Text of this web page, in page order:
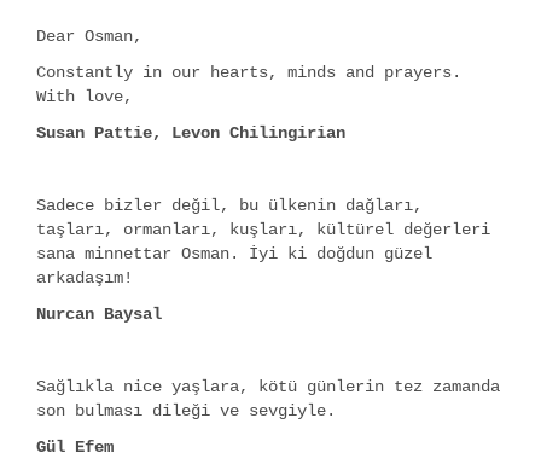
Dear Osman,
Constantly in our hearts, minds and prayers.
With love,
Susan Pattie, Levon Chilingirian
Sadece bizler değil, bu ülkenin dağları,
taşları, ormanları, kuşları, kültürel değerleri
sana minnettar Osman. İyi ki doğdun güzel
arkadaşım!
Nurcan Baysal
Sağlıkla nice yaşlara, kötü günlerin tez zamanda
son bulması dileği ve sevgiyle.
Gül Efem